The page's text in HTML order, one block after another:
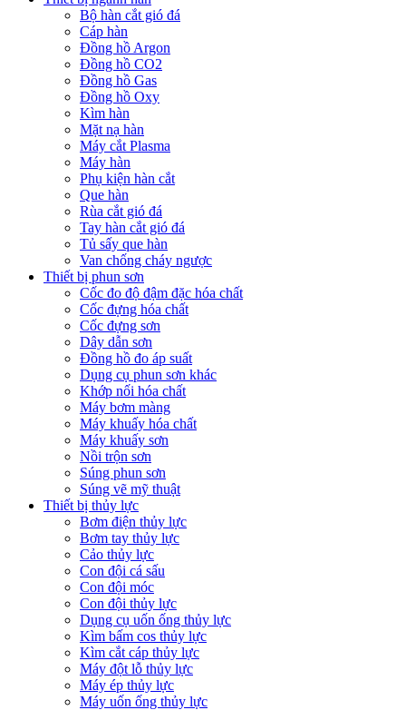
Bộ hàn cắt gió đá
Cáp hàn
Đồng hồ Argon
Đồng hồ CO2
Đồng hồ Gas
Đồng hồ Oxy
Kìm hàn
Mặt nạ hàn
Máy cắt Plasma
Máy hàn
Phụ kiện hàn cắt
Que hàn
Rùa cắt gió đá
Tay hàn cắt gió đá
Tủ sấy que hàn
Van chống cháy ngược
Thiết bị phun sơn
Cốc đo độ đậm đặc hóa chất
Cốc đựng hóa chất
Cốc đựng sơn
Dây dẫn sơn
Đồng hồ đo áp suất
Dụng cụ phun sơn khác
Khớp nối hóa chất
Máy bơm màng
Máy khuấy hóa chất
Máy khuấy sơn
Nồi trộn sơn
Súng phun sơn
Súng vẽ mỹ thuật
Thiết bị thủy lực
Bơm điện thủy lực
Bơm tay thủy lực
Cảo thủy lực
Con đội cá sấu
Con đội móc
Con đội thủy lực
Dụng cụ uốn ống thủy lực
Kìm bấm cos thủy lực
Kìm cắt cáp thủy lực
Máy đột lỗ thủy lực
Máy ép thủy lực
Máy uốn ống thủy lực